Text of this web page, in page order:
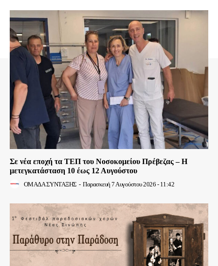
Σε νέα εποχή τα ΤΕΠ του Νοσοκομείου Πρέβεζας – Η
μετεγκατάσταση 10 έως 12 Αυγούστου
ΟΜΑΔΑ ΣΥΝΤΑΞΗΣ - Παρασκευή 7 Αυγούστου 2026 - 11:42